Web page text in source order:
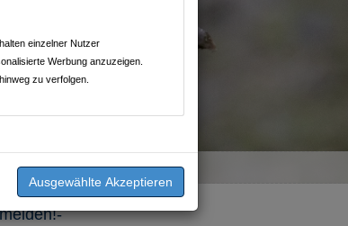
einzelner Nutzer
Werbung anzuzeigen.
zu verfolgen.